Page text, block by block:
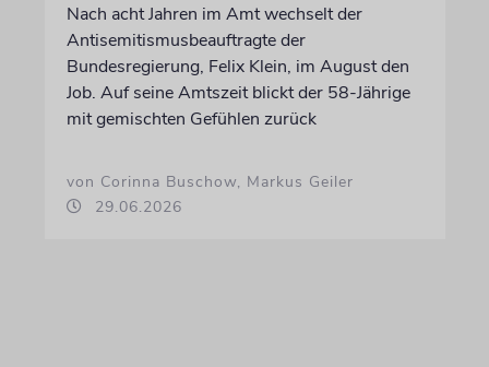
Nach acht Jahren im Amt wechselt der
Antisemitismusbeauftragte der
Bundesregierung, Felix Klein, im August den
Job. Auf seine Amtszeit blickt der 58-Jährige
mit gemischten Gefühlen zurück
von Corinna Buschow, Markus Geiler
29.06.2026